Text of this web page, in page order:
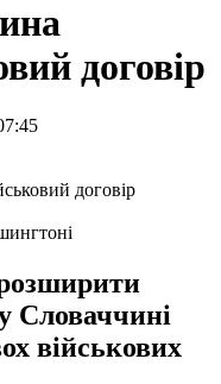
договір
Словаччині
військових